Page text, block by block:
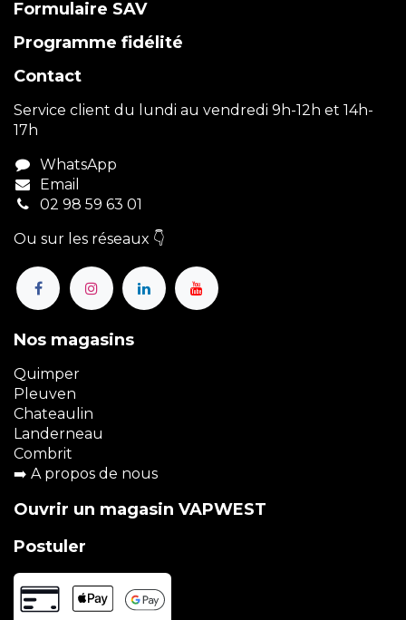
Formulaire SAV
Programme fidélité
Contact
Service client du lundi au vendredi 9h-12h et 14h-
17h
WhatsApp
Email
02 98 59 63 01
Ou sur les réseaux 👇
Nos magasins
Quimper
Pleuven
Chateaulin
Landerneau
Combrit
➡️ A propos de nous
Ouvrir un magasin VAPWEST
Postuler